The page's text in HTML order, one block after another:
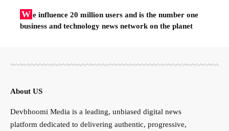
W e influence 20 million users and is the number one
business and technology news network on the planet
About US
Devbhoomi Media is a leading, unbiased digital news
platform dedicated to delivering authentic, progressive,